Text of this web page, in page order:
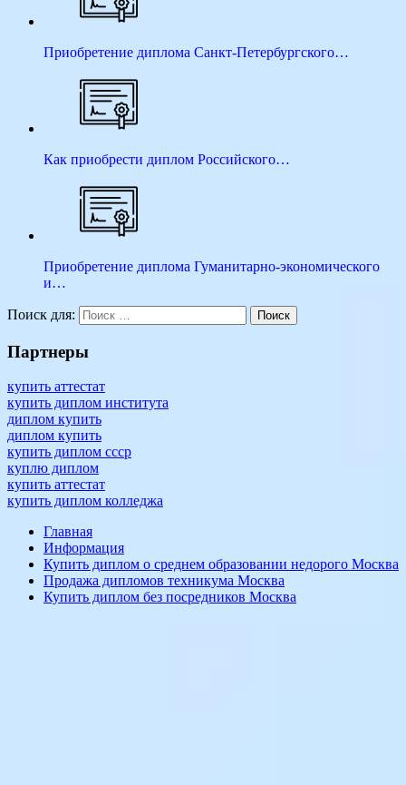
Приобретение диплома Санкт-Петербургского…
Как приобрести диплом Российского…
Приобретение диплома Гуманитарно-экономического
и…
Поиск для: Поиск
Партнеры
купить аттестат
купить диплом института
диплом купить
диплом купить
купить диплом ссср
куплю диплом
купить аттестат
купить диплом колледжа
Главная
Информация
Купить диплом о среднем образовании недорого Москва
Продажа дипломов техникума Москва
Купить диплом без посредников Москва